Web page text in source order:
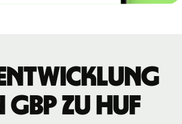
zu HUF